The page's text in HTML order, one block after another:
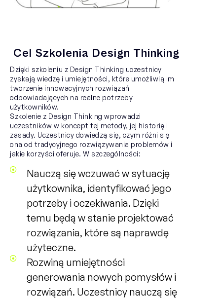
Cel Szkolenia Design Thinking
Dzięki szkoleniu z Design Thinking uczestnicy
zyskają wiedzę i umiejętności, które umożliwią im
tworzenie innowacyjnych rozwiązań
odpowiadających na realne potrzeby
użytkowników.
Szkolenie z Design Thinking wprowadzi
uczestników w koncept tej metody, jej historię i
zasady. Uczestnicy dowiedzą się, czym różni się
ona od tradycyjnego rozwiązywania problemów i
jakie korzyści oferuje. W szczególności:
Nauczą się wczuwać w sytuację
użytkownika, identyfikować jego
potrzeby i oczekiwania. Dzięki
temu będą w stanie projektować
rozwiązania, które są naprawdę
użyteczne.
Rozwiną umiejętności
generowania nowych pomysłów i
rozwiązań. Uczestnicy nauczą się